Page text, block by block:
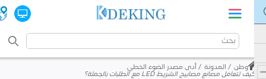
وطن المدونة
أدى مصدر الضوء الخطي
كيف تتعامل مصانع مصابيح الشريط LED مع الطلبات بالجملة؟